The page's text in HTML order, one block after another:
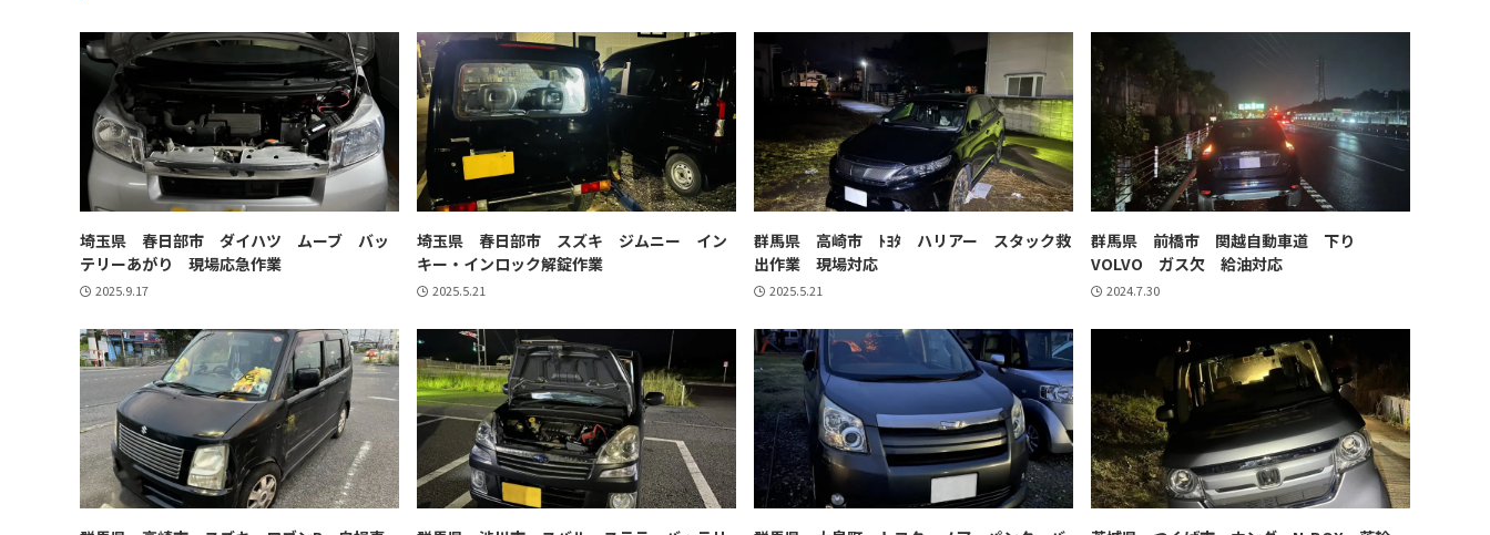
埼玉県 春日部市 ダイハツ ムーブ バッ
テリーあがり 現場応急作業
2025.9.17
埼玉県 春日部市 スズキ ジムニー イン
キー・インロック解錠作業
2025.5.21
群馬県 高崎市 ﾄﾖﾀ ハリアー スタック救
出作業 現場対応
2025.5.21
群馬県 前橋市 関越自動車道 下り
VOLVO ガス欠 給油対応
2024.7.30